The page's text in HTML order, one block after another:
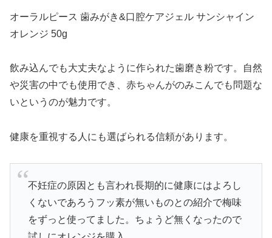
オーラルピース 歯みがき&口腔ケアジェル サンシャイン
オレンジ 50g
飲み込んでも大丈夫なように作られた歯磨き粉です。自然
や災害の中でも使用でき、赤ちゃんがのみこんでも問題な
いというのが魅力です。
健康を重視する人にも選ばられる信頼があります。
不妊症の原因とも言われ長期的に健康にはよろし
くないであろうフッ素が無いものとの紹介で梅味
をずっと使ってました。ちょうど無くなったので